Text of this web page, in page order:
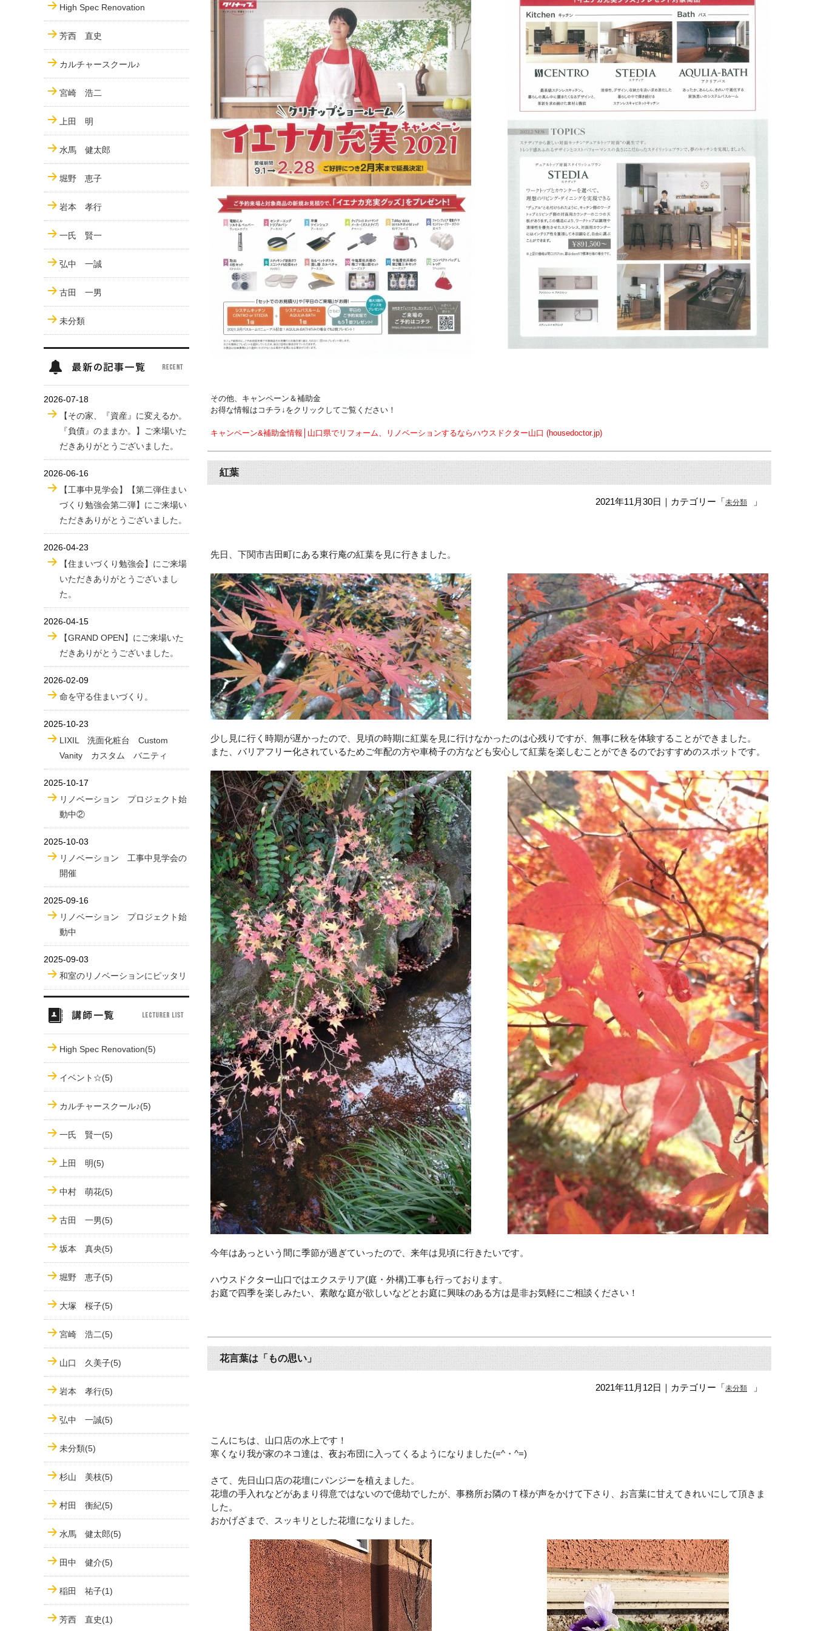
その他、キャンペーン＆補助金
お得な情報はコチラ↓をクリックしてご覧ください！
キャンペーン&補助金情報│山口県でリフォーム、リノベーションするならハウスドクター山口 (housedoctor.jp)
紅葉
2021年11月30日 ｜カテゴリー「未分類 」
先日、下関市吉田町にある東行庵の紅葉を見に行きました。
少し見に行く時期が遅かったので、見頃の時期に紅葉を見に行けなかったのは心残りですが、無事に秋を体験することができました。
また、バリアフリー化されているためご年配の方や車椅子の方なども安心して紅葉を楽しむことができるのでおすすめのスポットです。
今年はあっという間に季節が過ぎていったので、来年は見頃に行きたいです。
ハウスドクター山口ではエクステリア(庭・外構)工事も行っております。
お庭で四季を楽しみたい、素敵な庭が欲しいなどとお庭に興味のある方は是非お気軽にご相談ください！
花言葉は「もの思い」
2021年11月12日 ｜カテゴリー「未分類 」
こんにちは、山口店の水上です！
寒くなり我が家のネコ達は、夜お布団に入ってくるようになりました(=^ ・ ^=)
さて、先日山口店の花壇にパンジーを植えました。
花壇の手入れなどがあまり得意ではないので億劫でしたが、 事務所お隣の Ｔ 様が声をかけて下さり、お言葉に甘えてきれいにして頂きま
した。
おかげざまで、スッキリとした花壇になりました。
High Spec Renovation
芳西 直史
カルチャースクール♪
宮崎 浩二
上田 明
水馬 健太郎
堀野 恵子
岩本 孝行
一氏 賢一
弘中 一誠
古田 一男
未分類
2026-07-18
【その家、『資産』に変えるか。
『負債』のままか。】ご来場いた
だきありがとうございました。
2026-06-16
【工事中見学会】【第二弾住まい
づくり勉強会第二弾】にご来場い
ただきありがとうございました。
2026-04-23
【住まいづくり勉強会】にご来場
いただきありがとうございまし
た。
2026-04-15
【GRAND OPEN】にご来場いた
だきありがとうございました。
2026-02-09
命を守る住まいづくり。
2025-10-23
LIXIL 洗面化粧台 Custom
Vanity カスタム バニティ
2025-10-17
リノベーション プロジェクト始
動中②
2025-10-03
リノベーション 工事中見学会の
開催
2025-09-16
リノベーション プロジェクト始
動中
2025-09-03
和室のリノベーションにピッタリ
High Spec Renovation(5)
イベント☆(5)
カルチャースクール♪(5)
一氏 賢一(5)
上田 明(5)
中村 萌花(5)
古田 一男(5)
坂本 真央(5)
堀野 恵子(5)
大塚 桜子(5)
宮崎 浩二(5)
山口 久美子(5)
岩本 孝行(5)
弘中 一誠(5)
未分類(5)
杉山 美枝(5)
村田 衡紀(5)
水馬 健太郎(5)
田中 健介(5)
稲田 祐子(1)
芳西 直史(1)